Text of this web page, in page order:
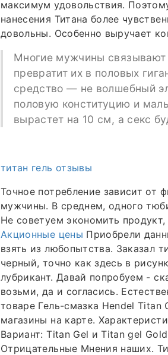
максимум удовольствия.
нанесения Титана более
довольны. Особенно выручает
Многие мужчины
превратит их в половых
средство — не волшебный
половую конституцию и
вырастет на 10 см, а секс
титан гель отзывы
Точное потребление зависит от
мужчины. В среднем, одного
Не советуем экономить
Акционные цены Приобрели
взять из любопытства. Заказал
черный, точно как здесь в
лубрикант. Давай попробуем -
возьми, да и согласись.
товаре Гель-смазка Hendel
магазины на карте.
Вариант: Titan Gel и Titan gel
Отрицательные Мнения наших.